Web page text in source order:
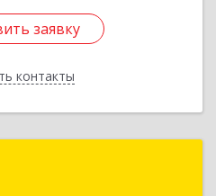
заявку
контакты
заявку